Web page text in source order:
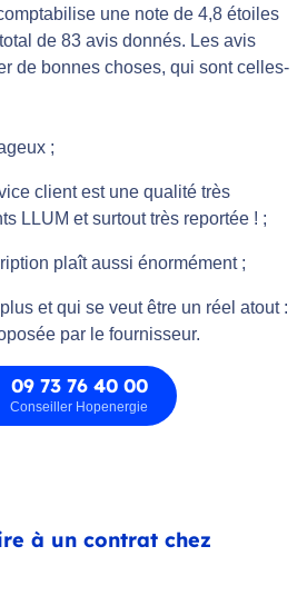
une note de 4,8 étoiles
de 83 avis donnés. Les avis
de bonnes choses, qui sont celles-
;
client est une qualité très
LLUM et surtout très reportée ! ;
plaît aussi énormément ;
et qui se veut être un réel atout :
par le fournisseur.
09 73 76 40 00
Conseiller Hopenergie
à un contrat chez